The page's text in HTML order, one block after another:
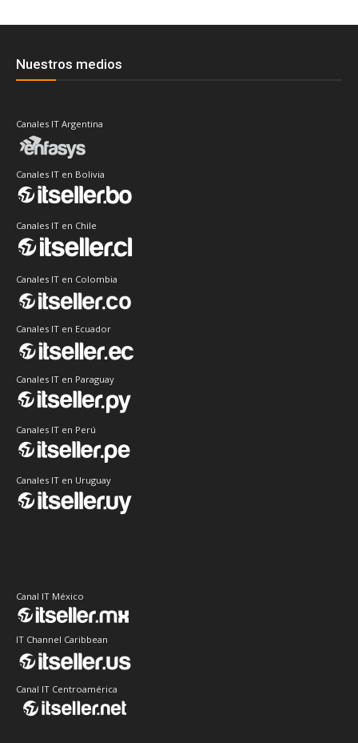
Nuestros medios
Canales IT Argentina
Canales IT en Bolivia
Canales IT en Chile
Canales IT en Colombia
Canales IT en Ecuador
Canales IT en Paraguay
Canales IT en Perú
Canales IT en Uruguay
Canal IT México
IT Channel Caribbean
Canal IT Centroamérica